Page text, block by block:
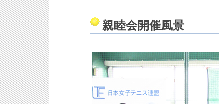
親睦会開催風景